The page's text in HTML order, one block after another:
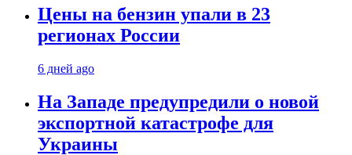
Цены на бензин упали в 23
регионах России
6 дней ago
На Западе предупредили о новой
экспортной катастрофе для
Украины